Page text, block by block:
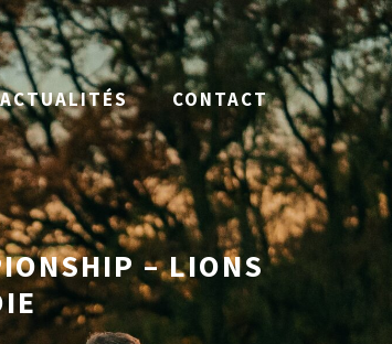
ACTUALITÉS CONTACT
– LIONS